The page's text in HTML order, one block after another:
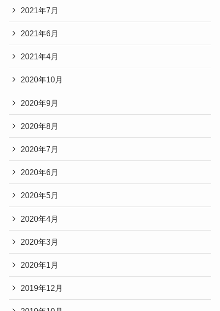
2021年7月
2021年6月
2021年4月
2020年10月
2020年9月
2020年8月
2020年7月
2020年6月
2020年5月
2020年4月
2020年3月
2020年1月
2019年12月